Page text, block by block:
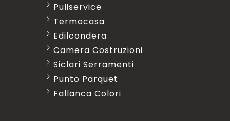
Puliservice
Termocasa
Edilcondera
Camera Costruzioni
Siclari Serramenti
Punto Parquet
Fallanca Colori